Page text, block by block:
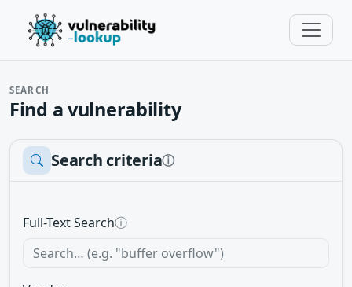
SEARCH
Find a vulnerability
Search criteriaⓘ
Full-Text Searchⓘ